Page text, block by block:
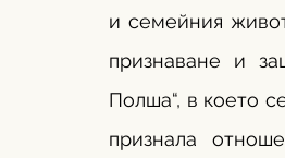
и семейния
признаване и
Полша“, в което
признала